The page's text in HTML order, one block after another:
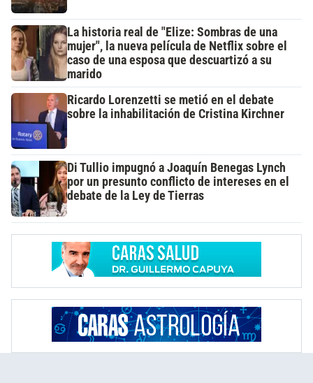
La historia real de "Elize: Sombras de una
mujer", la nueva película de Netflix sobre el
caso de una esposa que descuartizó a su
marido
Ricardo Lorenzetti se metió en el debate
sobre la inhabilitación de Cristina Kirchner
Di Tullio impugnó a Joaquín Benegas Lynch
por un presunto conflicto de intereses en el
debate de la Ley de Tierras